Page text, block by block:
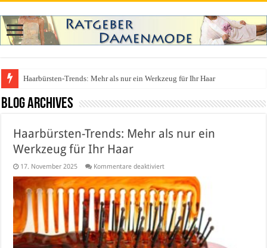
Was zieht man auf ein Festival an? Dein ultimativer Styleguide für die
Blog Archives
Haarbürsten-Trends: Mehr als nur ein
Werkzeug für Ihr Haar
17. November 2025 Kommentare deaktiviertfür
Trends:
Mehr
als
nur
ein
Werkzeug
für
Ihr
Haar